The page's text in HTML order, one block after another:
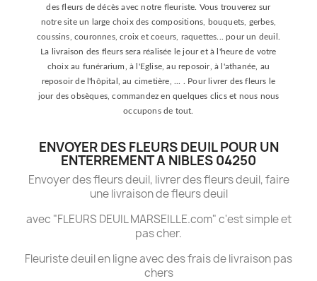
des fleurs de décès avec notre fleuriste. Vous trouverez sur
notre site un large choix des compositions, bouquets, gerbes,
coussins, couronnes, croix et coeurs, raquettes... pour un deuil.
La livraison des fleurs sera réalisée le jour et à l'heure de votre
choix au funérarium, à l'Eglise, au reposoir, à l'athanée, au
reposoir de l'hôpital, au cimetière, ... . Pour livrer des fleurs le
jour des obsèques, commandez en quelques clics et nous nous
occupons de tout.
ENVOYER DES FLEURS DEUIL POUR UN
ENTERREMENT A NIBLES 04250
Envoyer des fleurs deuil, livrer des fleurs deuil, faire
une livraison de fleurs deuil
avec "FLEURS DEUIL MARSEILLE.com" c'est simple et
pas cher.
Fleuriste deuil en ligne avec des frais de livraison pas
chers